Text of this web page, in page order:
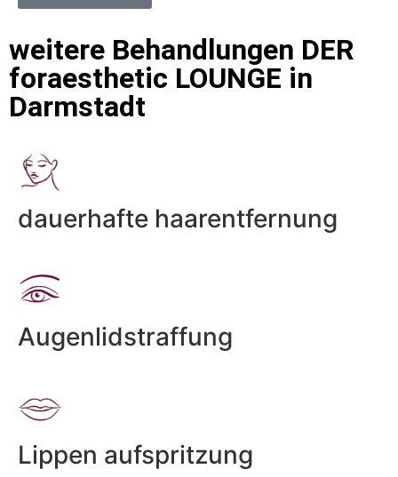
weitere Behandlungen DER
foraesthetic LOUNGE in
Darmstadt
dauerhafte haarentfernung
Augenlidstraffung
Lippen aufspritzung